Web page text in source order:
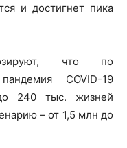
и достигнет пика
что по
COVID-19
240 тыс. жизней
– от 1,5 млн до